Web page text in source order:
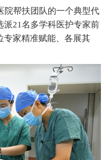
帮扶团队的一个典型代
派21名多学科医护专家前
专家精准赋能、各展其